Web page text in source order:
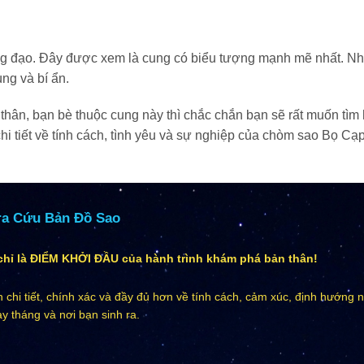
đạo. Đây được xem là cung có biểu tượng mạnh mẽ nhất.
và bí ẩn.
bạn bè thuộc cung này thì chắc chắn bạn sẽ rất muốn tìm
tiết về tính cách, tình yêu và sự nghiệp của chòm sao Bọ
Cứu Bản Đồ Sao
là ĐIỂM KHỞI ĐẦU của hành trình khám phá bản thân!
tiết, chính xác và đầy đủ hơn về tính cách, cảm xúc, định hướng
tháng và nơi bạn sinh ra.